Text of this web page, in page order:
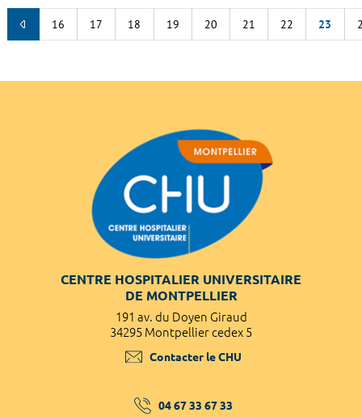
16 17 18 19 20 21 22 23
CENTRE HOSPITALIER UNIVERSITAIRE
DE MONTPELLIER
191 av. du Doyen Giraud
34295 Montpellier cedex 5
Contacter le CHU
04 67 33 67 33